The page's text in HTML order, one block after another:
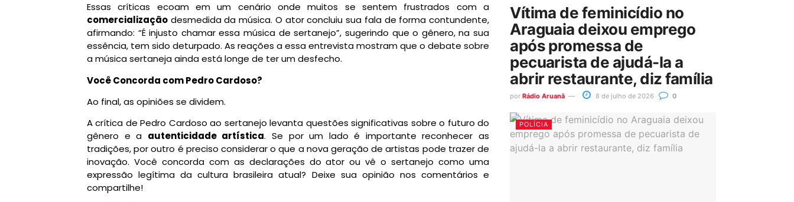
Essas críticas ecoam em um cenário onde muitos se sentem frustrados com a
comercialização desmedida da música. O ator concluiu sua fala de forma contundente,
afirmando: “É injusto chamar essa música de sertanejo”, sugerindo que o gênero, na sua
essência, tem sido deturpado. As reações a essa entrevista mostram que o debate sobre
a música sertaneja ainda está longe de ter um desfecho.
Você Concorda com Pedro Cardoso?
Ao final, as opiniões se dividem.
A crítica de Pedro Cardoso ao sertanejo levanta questões significativas sobre o futuro do
gênero e a autenticidade artística. Se por um lado é importante reconhecer as
tradições, por outro é preciso considerar o que a nova geração de artistas pode trazer de
inovação. Você concorda com as declarações do ator ou vê o sertanejo como uma
expressão legítima da cultura brasileira atual? Deixe sua opinião nos comentários e
compartilhe!
Vítima de feminicídio no
Araguaia deixou emprego
após promessa de
pecuarista de ajudá-la a
abrir restaurante, diz família
por Rádio Aruanã 8 de julho de 2026 0
POLÍCIA